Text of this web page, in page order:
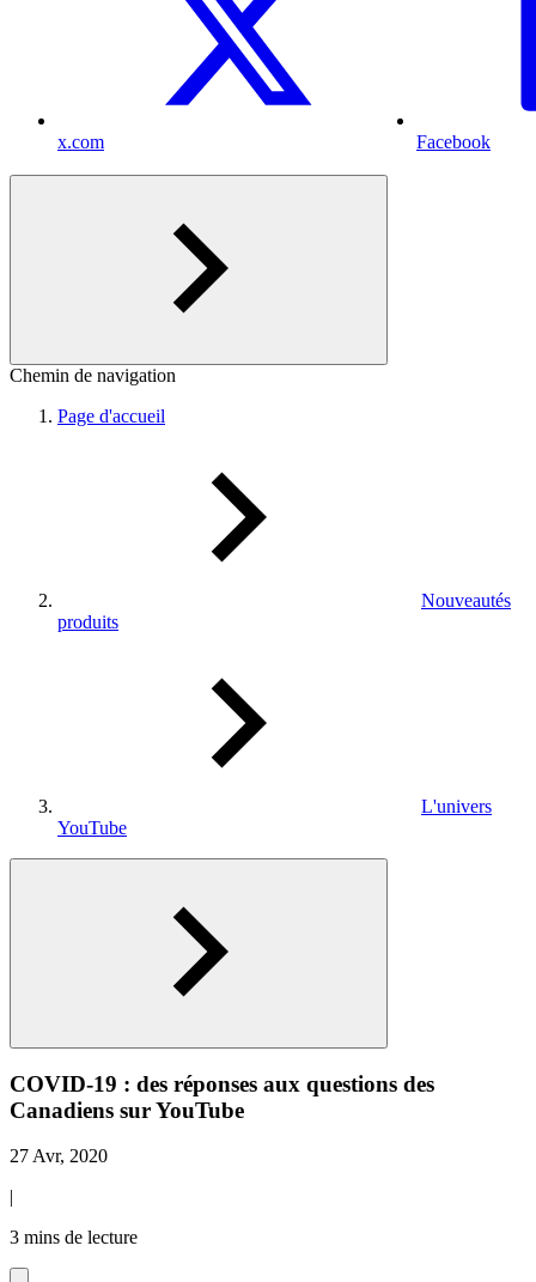
x.com Facebook
Chemin de navigation
Page d'accueil
Nouveautés
produits
L'univers
YouTube
COVID-19 : des réponses aux questions des
Canadiens sur YouTube
27 Avr, 2020
|
3 mins de lecture